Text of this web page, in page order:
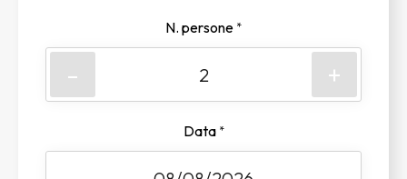
N. persone *
- +
Data *